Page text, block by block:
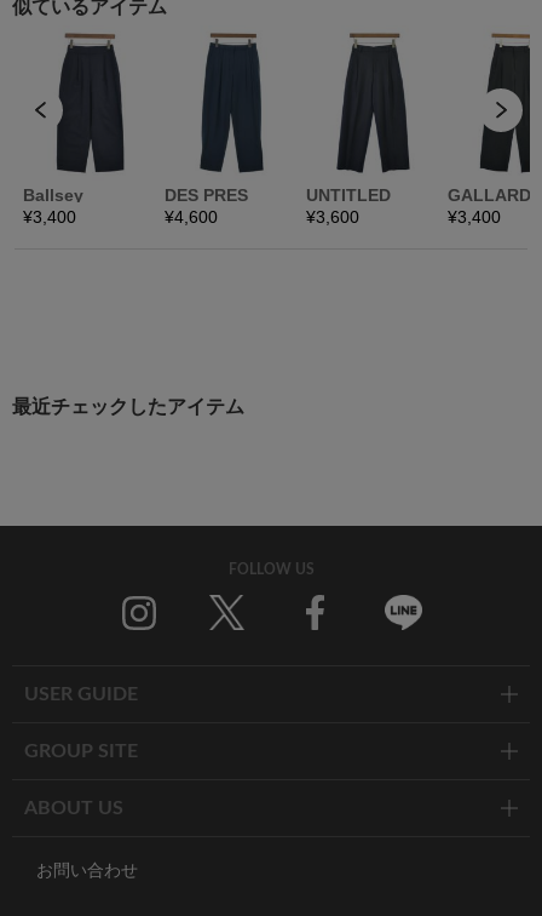
最近チェックしたアイテム
FOLLOW US
USER GUIDE
GROUP SITE
ABOUT US
お問い合わせ